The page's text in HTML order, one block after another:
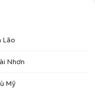
Lão
Nhơn
Mỹ